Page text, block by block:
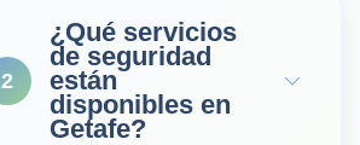
2
¿Qué servicios
de seguridad
están
disponibles en
Getafe?